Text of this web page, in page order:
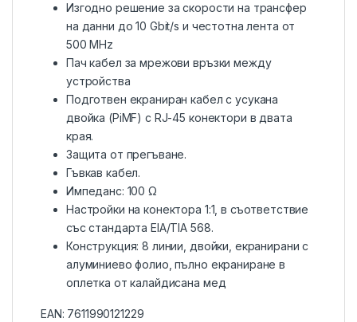
Изгодно решение за скорости на трансфер
на данни до 10 Gbit/s и честотна лента от
500 MHz
Пач кабел за мрежови връзки между
устройства
Подготвен екраниран кабел с усукана
двойка (PiMF) с RJ-45 конектори в двата
края.
Защита от прегъване.
Гъвкав кабел.
Импеданс: 100 Ω
Настройки на конектора 1:1, в съответствие
със стандарта EIA/TIA 568.
Конструкция: 8 линии, двойки, екранирани с
алуминиево фолио, пълно екраниране в
оплетка от калайдисана мед
EAN: 7611990121229